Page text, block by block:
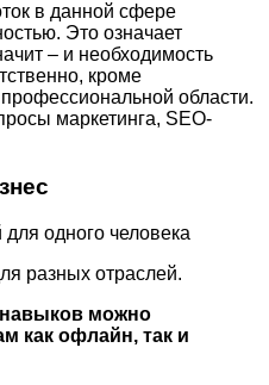
в данной сфере
Это означает
– и необходимость
кроме
области.
маркетинга, SEO-
разных отраслей.
можно
как офлайн, так и